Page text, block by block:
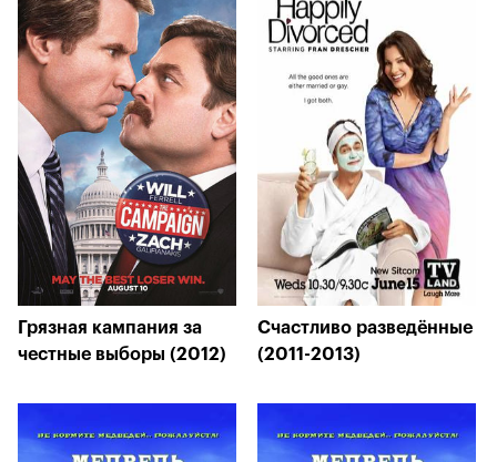
Грязная кампания за
честные выборы (2012)
Счастливо разведённые
(2011-2013)